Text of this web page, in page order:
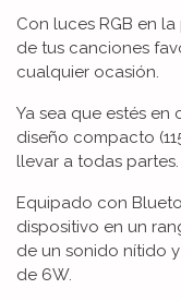
Con luces RGB en
de tus canciones
cualquier ocasión.
Ya sea que estés en
diseño compacto
llevar a todas partes.
Equipado con
dispositivo en un
de un sonido nítido
de 6W.